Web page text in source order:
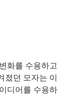
화를 수용하고
졌던 모자는 이
디어를 수용하